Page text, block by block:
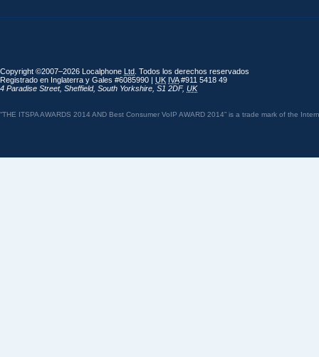
Copyright ©2007–2026 Localphone Ltd . Todos los derechos reservados
Registrado en Inglaterra y Gales #6085990 | UK IVA#911 5418 49
4 Paradise Street, Sheffield, South Yorkshire S1 2DF, UK
“THE ITSPA AWARDS 2014 AND Best Consumer VoIP AWARD 2014” is a trade mark of the